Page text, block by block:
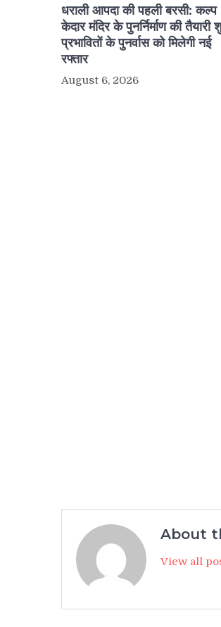
धराली आपदा की पहली बरसी: कल्प
केदार मंदिर के पुनर्निर्माण की तैयारी
प्रभावितों के पुनर्वास को मिलेगी नई
रफ्तार
August 6, 2026
About
View all